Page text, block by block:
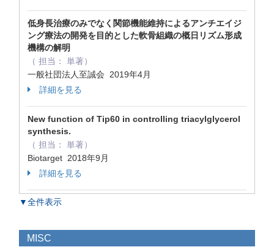
低身長治療のみでなく関節機能維持によるアンチエイジ
ング療法の開発を目的とした軟骨組織の概日リズム形成
機構の解明
（ 担当： 単著）
一般社団法人至誠会 2019年4月
詳細を見る
New function of Tip60 in controlling triacylglycerol
synthesis.
（ 担当： 単著）
Biotarget 2018年9月
詳細を見る
▼全件表示
MISC